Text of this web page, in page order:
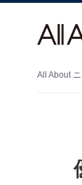
All About